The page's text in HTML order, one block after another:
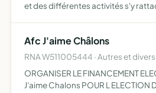
et des différentes activités s'y
Afc J'aime Châlons
RNA W511005444 · Autres et divers
ORGANISER LE FINANCEMENT
J'aime Chalons POUR L ELECTION